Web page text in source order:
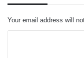
Your email address will